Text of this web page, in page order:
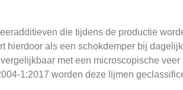
die tijdens de productie
als een schokdemper bij
met een microscopische
1:2017 worden deze lijmen